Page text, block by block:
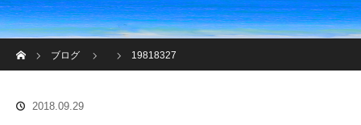
ブログ
19818327
2018.09.29